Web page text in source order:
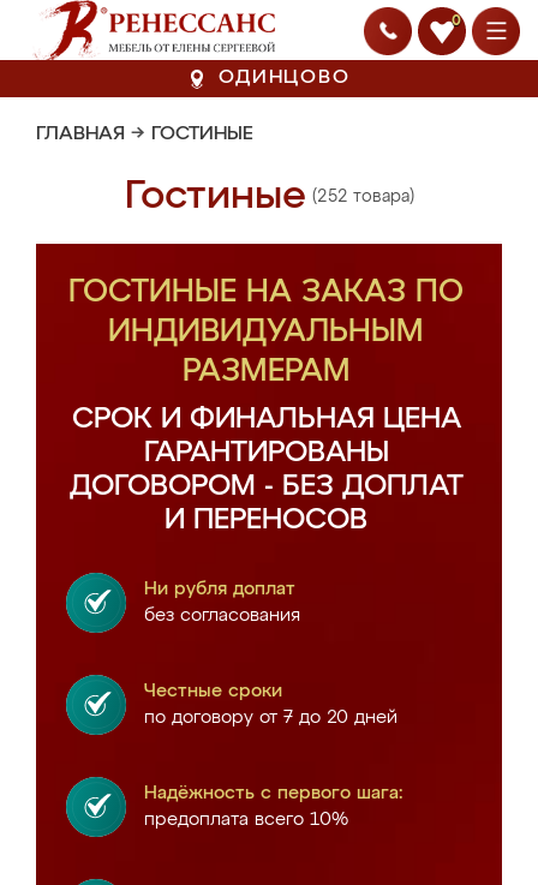
0
ОДИНЦОВО
ГЛАВНАЯ → ГОСТИНЫЕ
Гостиные (252 товара)
ГОСТИНЫЕ НА ЗАКАЗ ПО
ИНДИВИДУАЛЬНЫМ
РАЗМЕРАМ
СРОК И ФИНАЛЬНАЯ ЦЕНА
ГАРАНТИРОВАНЫ
ДОГОВОРОМ - БЕЗ ДОПЛАТ
И ПЕРЕНОСОВ
Ни рубля доплат
без согласования
Честные сроки
по договору от 7 до 20 дней
Надёжность с первого шага:
предоплата всего 10%